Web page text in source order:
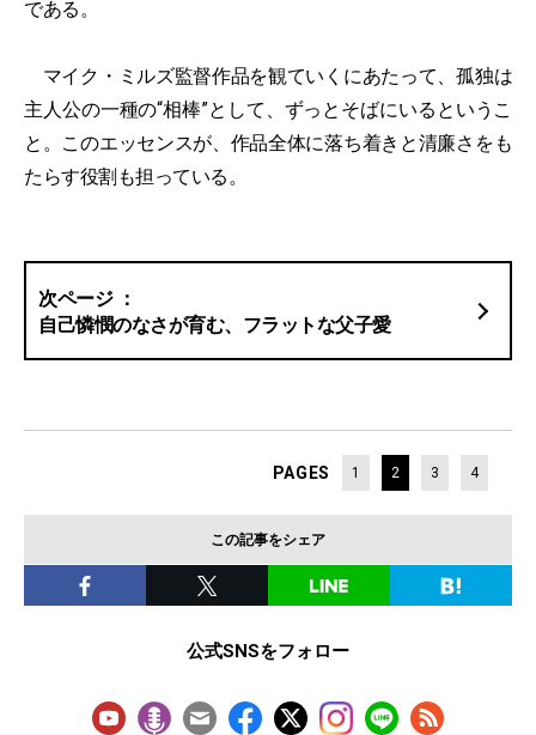
である。
マイク・ミルズ監督作品を観ていくにあたって、孤独は
主人公の一種の“相棒”として、ずっとそばにいるというこ
と。このエッセンスが、作品全体に落ち着きと清廉さをも
たらす役割も担っている。
自己憐憫のなさが育む、フラットな父子愛
PAGES 1 2 3 4
この記事をシェア
公式SNSをフォロー